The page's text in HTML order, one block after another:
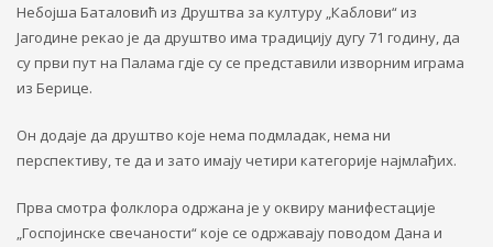
Небојша Баталовић из Друштва за културу „Каблови“ из
Јагодине рекао је да друштво има традицију дугу 71 годину, да
су први пут на Палама гд‌је су се представили изворним играма
из Берице.
Он додаје да друштво које нема подмладак, нема ни
перспективу, те да и зато имају четири категорије најмлађих.
Прва смотра фолклора одржана је у оквиру манифестације
„Госпојинске свечаности“ које се одржавају поводом Дана и